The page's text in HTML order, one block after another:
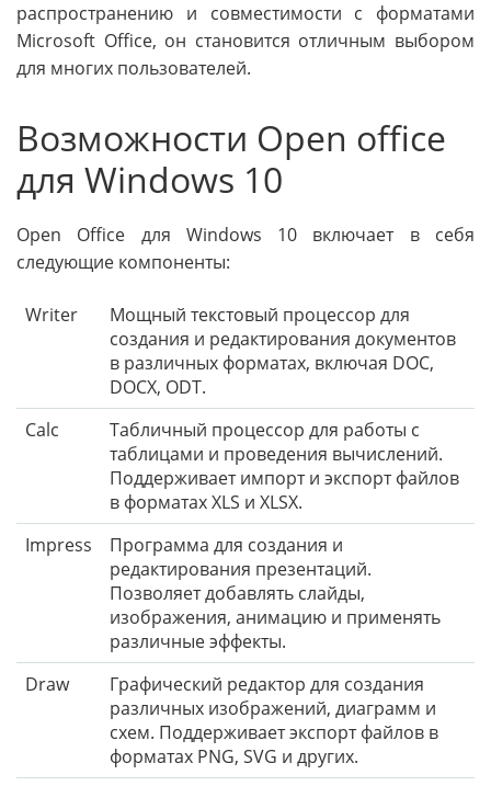
распространению и совместимости с форматами
Microsoft Office, он становится отличным выбором
для многих пользователей.
Возможности Open office
для Windows 10
Open Office для Windows 10 включает в себя
следующие компоненты:
Writer
Мощный текстовый процессор для
создания и редактирования документов
в различных форматах, включая DOC,
DOCX, ODT.
Calc
Табличный процессор для работы с
таблицами и проведения вычислений.
Поддерживает импорт и экспорт файлов
в форматах XLS и XLSX.
Impress
Программа для создания и
редактирования презентаций.
Позволяет добавлять слайды,
изображения, анимацию и применять
различные эффекты.
Draw
Графический редактор для создания
различных изображений, диаграмм и
схем. Поддерживает экспорт файлов в
форматах PNG, SVG и других.